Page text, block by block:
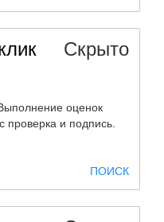
Скрыто
оценок
проверка и подпись.
ПОИСК